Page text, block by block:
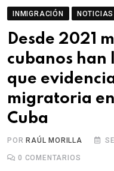
INMIGRACIÓN
Desde 2021
cubanos han
que
migratoria
Cuba
PORRAÚL MORILLA
0 COMENTARIOS